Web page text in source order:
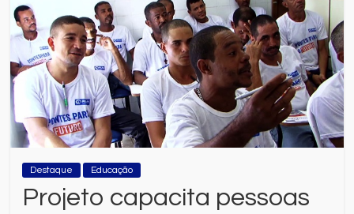
Destaque Educação
Projeto capacita pessoas